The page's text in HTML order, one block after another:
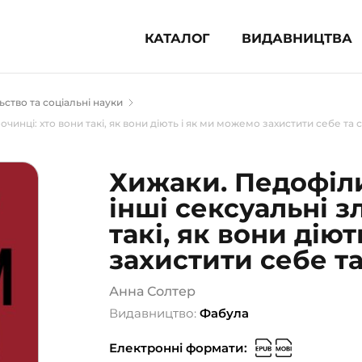
КАТАЛОГ ВИДАВНИЦТВА
література (1854)
для дітей (836)
популярна література (1015)
література та посібники
довідники, словники
сертифікати (1)
та соціальні науки
хто вони такі, як вони діють і як ми можемо захистити себе та
Хижаки.
інші сексуальні
такі, як вони
захистити себе
Анна Солтер
Видавництво:Фабула
Електронні формати: